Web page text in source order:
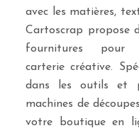
avec les matières,
Cartoscrap propose
fournitures
carterie créative.
dans les outils et
machines de
votre boutique en